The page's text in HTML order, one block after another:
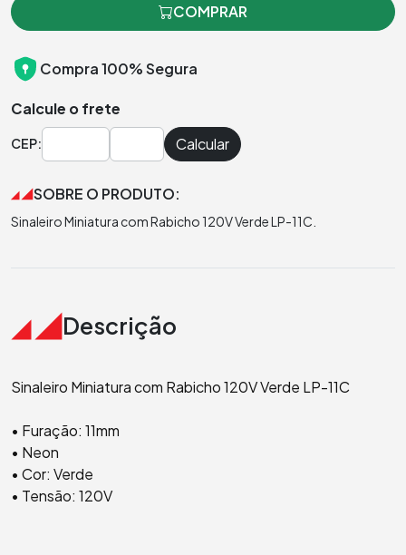
COMPRAR
Compra 100% Segura
Calcule o frete
CEP: Calcular
SOBRE O PRODUTO:
Sinaleiro Miniatura com Rabicho 120V Verde LP-11C.
Descrição
Sinaleiro Miniatura com Rabicho 120V Verde LP-11C
• Furação: 11mm
• Neon
• Cor: Verde
• Tensão: 120V